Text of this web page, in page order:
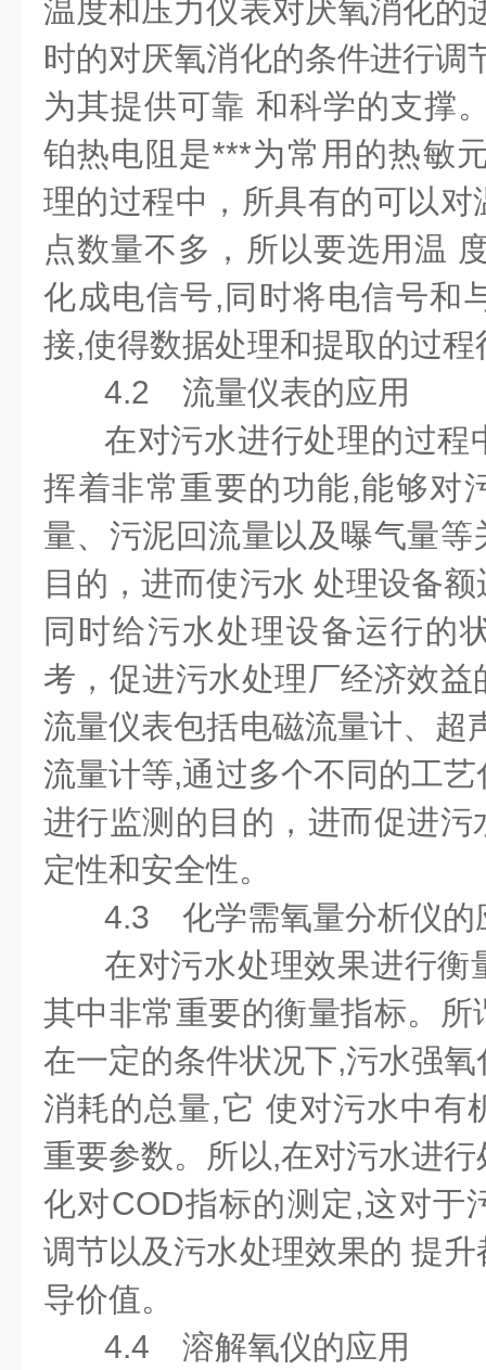
温度和压力仪表对厌氧消化的
时的对厌氧消化的条件进行调
为其提供可靠 和科学的支撑
铂热电阻是***为常用的热敏
理的过程中，所具有的可以
点数量不多，所以要选用温
化成电信号,同时将电信号和
接,使得数据处理和提取的过程
4.2 流量仪表的应用
在对污水进行处理的过程
挥着非常重要的功能,能够对
量、污泥回流量以及曝气量
目的，进而使污水 处理设备
同时给污水处理设备运行的
考，促进污水处理厂经济效
流量仪表包括电磁流量计、超
流量计等,通过多个不同的工
进行监测的目的，进而促进
定性和安全性。
4.3 化学需氧量分析仪的
在对污水处理效果进行衡
其中非常重要的衡量指标。
在一定的条件状况下,污水强
消耗的总量,它 使对污水中有
重要参数。所以,在对污水进
化对COD指标的测定,这对于
调节以及污水处理效果的 提
导价值。
4.4 溶解氧仪的应用